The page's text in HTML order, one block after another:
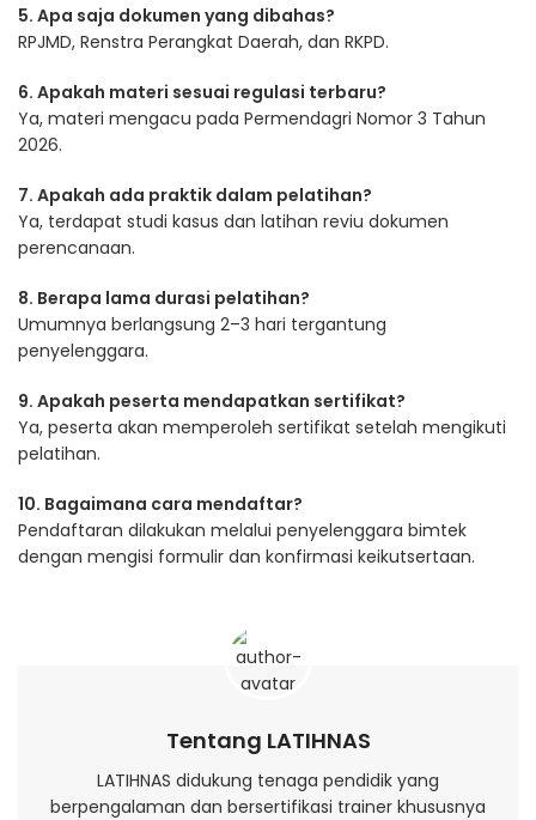
5. Apa saja dokumen yang dibahas?
RPJMD, Renstra Perangkat Daerah, dan RKPD.
6. Apakah materi sesuai regulasi terbaru?
Ya, materi mengacu pada Permendagri Nomor 3 Tahun
2026.
7. Apakah ada praktik dalam pelatihan?
Ya, terdapat studi kasus dan latihan reviu dokumen
perencanaan.
8. Berapa lama durasi pelatihan?
Umumnya berlangsung 2–3 hari tergantung
penyelenggara.
9. Apakah peserta mendapatkan sertifikat?
Ya, peserta akan memperoleh sertifikat setelah mengikuti
pelatihan.
10. Bagaimana cara mendaftar?
Pendaftaran dilakukan melalui penyelenggara bimtek
dengan mengisi formulir dan konfirmasi keikutsertaan.
Tentang LATIHNAS
LATIHNAS didukung tenaga pendidik yang
berpengalaman dan bersertifikasi trainer khususnya